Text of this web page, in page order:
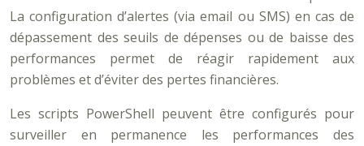
La configuration d’alertes (via email ou SMS) en cas de
dépassement des seuils de dépenses ou de baisse des
performances permet de réagir rapidement aux
problèmes et d’éviter des pertes financières.
Les scripts PowerShell peuvent être configurés pour
surveiller en permanence les performances des